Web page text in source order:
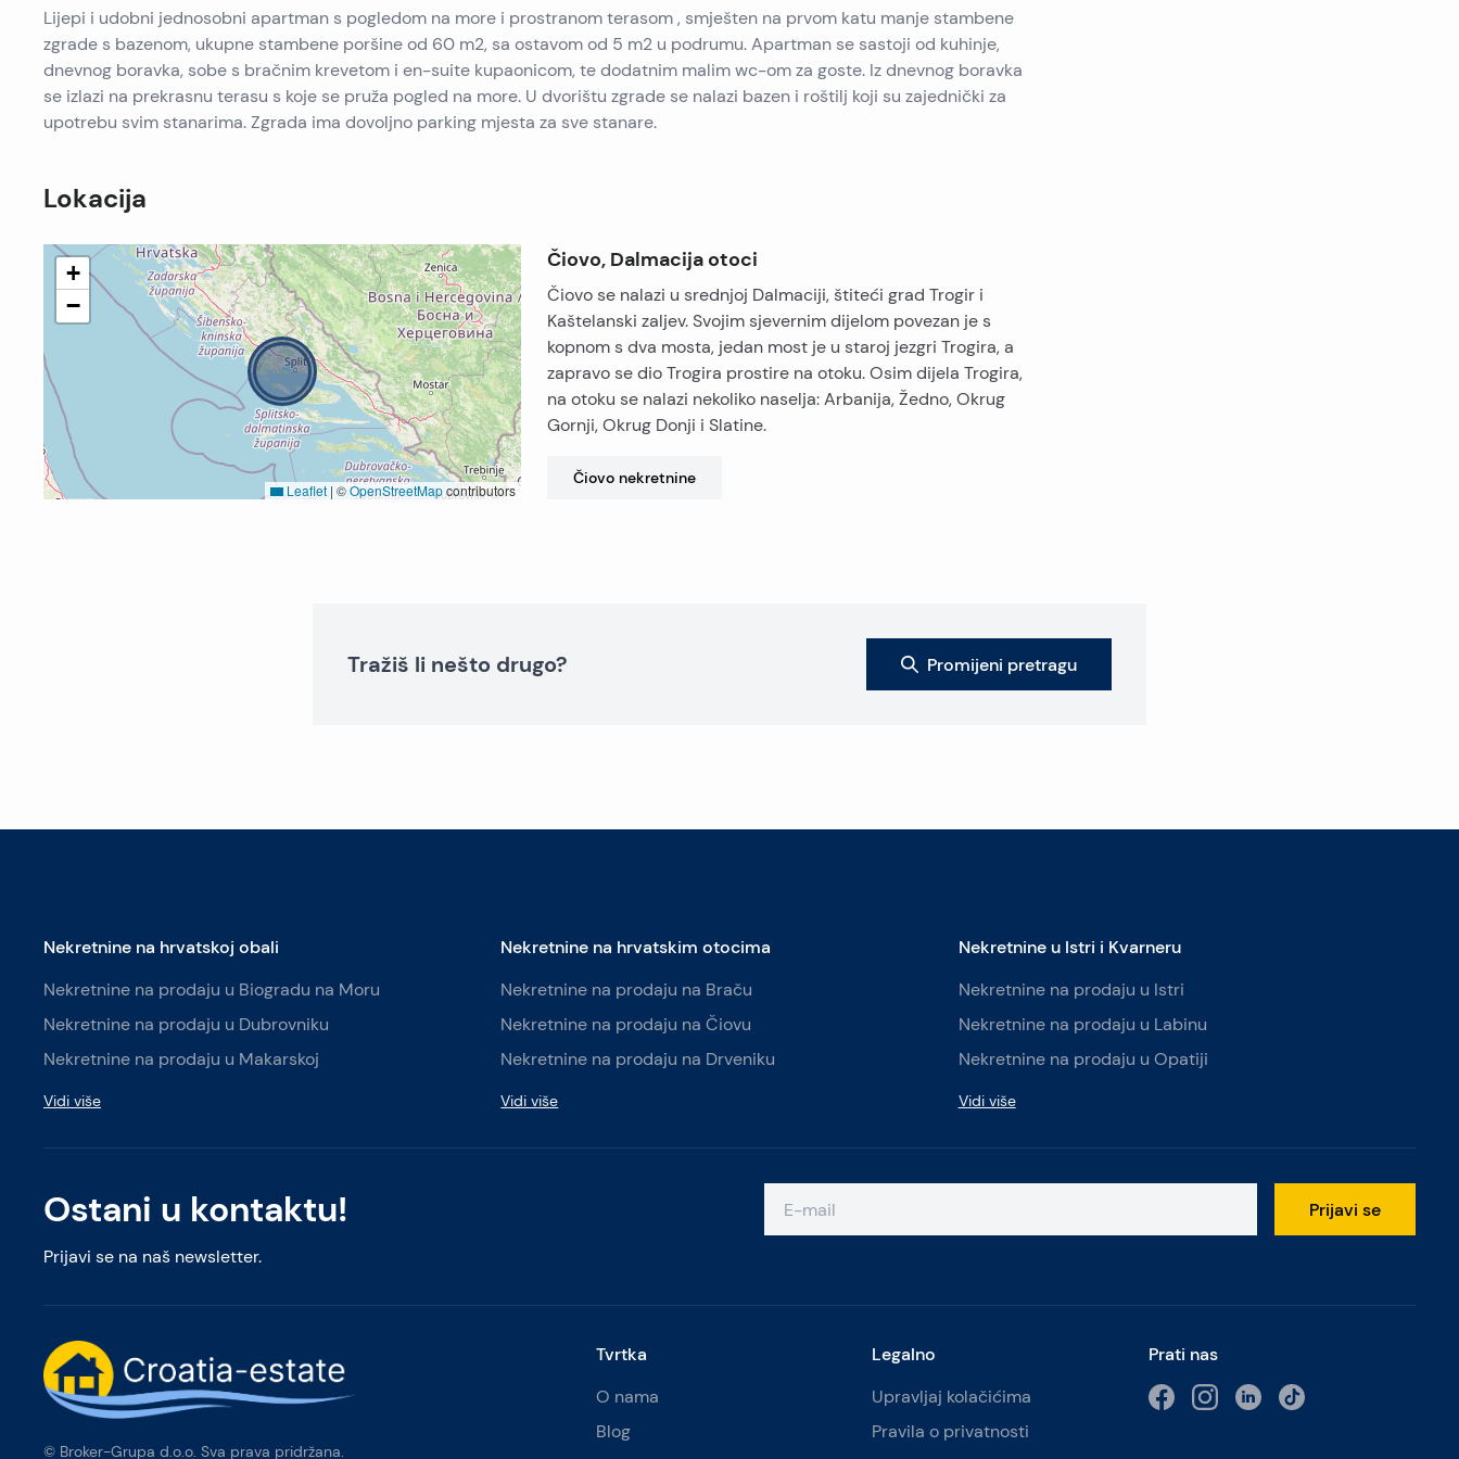
Lijepi i udobni jednosobni apartman s pogledom na more i prostranom terasom , smješten na prvom katu manje stambene
zgrade s bazenom, ukupne stambene poršine od 60 m2, sa ostavom od 5 m2 u podrumu. Apartman se sastoji od kuhinje,
dnevnog boravka, sobe s bračnim krevetom i en-suite kupaonicom, te dodatnim malim wc-om za goste. Iz dnevnog boravka
se izlazi na prekrasnu terasu s koje se pruža pogled na more. U dvorištu zgrade se nalazi bazen i roštilj koji su zajednički za
upotrebu svim stanarima. Zgrada ima dovoljno parking mjesta za sve stanare.
Lokacija
+
−
Leaflet | ©OpenStreetMapcontributors
Čiovo, Dalmacija otoci
Čiovo se nalazi u srednjoj Dalmaciji, štiteći grad Trogir i
Kaštelanski zaljev. Svojim sjevernim dijelom povezan je s
kopnom s dva mosta, jedan most je u staroj jezgri Trogira, a
zapravo se dio Trogira prostire na otoku. Osim dijela Trogira,
na otoku se nalazi nekoliko naselja: Arbanija, Žedno, Okrug
Gornji, Okrug Donji i Slatine.
Čiovo nekretnine
Tražiš li nešto drugo? Promijeni pretragu
Ostani u kontaktu!
Prijavi se na naš newsletter.
Prijavi se
Nekretnine na hrvatskoj obali
Nekretnine na prodaju u Biogradu na Moru
Nekretnine na prodaju u Dubrovniku
Nekretnine na prodaju u Makarskoj
Vidi više
Nekretnine na hrvatskim otocima
Nekretnine na prodaju na Braču
Nekretnine na prodaju na Čiovu
Nekretnine na prodaju na Drveniku
Vidi više
Nekretnine u Istri i Kvarneru
Nekretnine na prodaju u Istri
Nekretnine na prodaju u Labinu
Nekretnine na prodaju u Opatiji
Vidi više
Tvrtka
O nama
Blog
Legalno
Upravljaj kolačićima
Pravila o privatnosti
Prati nas
© Broker-Grupa d.o.o. Sva prava pridržana.